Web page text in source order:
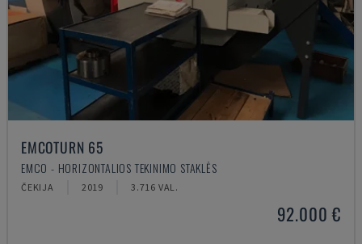
EMCOTURN 65
EMCO - HORIZONTALIOS TEKINIMO STAKLĖS
ČEKIJA 2019 3.716 VAL.
92.000 €